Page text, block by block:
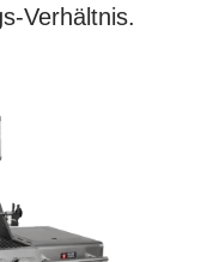
Verhältnis.